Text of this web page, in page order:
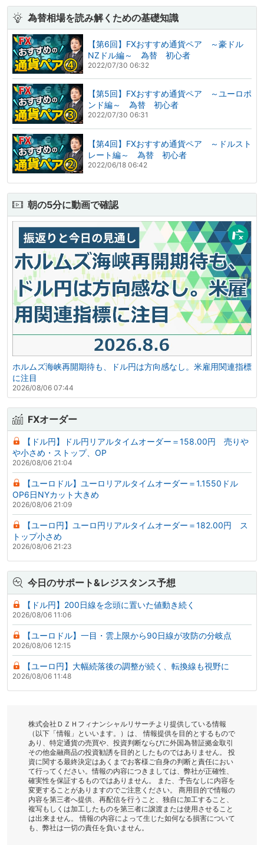
為替相場を読み解くための基礎知識
【第6回】FXおすすめ通貨ペア ～豪ドル
NZドル編～ 為替 初心者
2022/07/30 06:32
【第5回】FXおすすめ通貨ペア ～ユーロポ
ンド編～ 為替 初心者
2022/07/30 06:31
【第4回】FXおすすめ通貨ペア ～ドルスト
レート編～ 為替 初心者
2022/06/18 06:42
朝の5分に動画で確認
ホルムズ海峡再開期待も、ドル円は方向感なし。米雇用関連指標
に注目
2026/08/06 07:44
FXオーダー
【ドル円】ドル円リアルタイムオーダー＝158.00円 売りや
や小さめ・ストップ、OP
2026/08/06 21:04
【ユーロドル】ユーロリアルタイムオーダー＝1.1550ドル
OP6日NYカット大きめ
2026/08/06 21:09
【ユーロ円】ユーロ円リアルタイムオーダー＝182.00円 ス
トップ小さめ
2026/08/06 21:23
今日のサポート&レジスタンス予想
【ドル円】200日線を念頭に置いた値動き続く
2026/08/06 11:06
【ユーロドル】一目・雲上限から90日線が攻防の分岐点
2026/08/06 12:15
【ユーロ円】大幅続落後の調整が続く、転換線も視野に
2026/08/06 11:48
株式会社ＤＺＨフィナンシャルリサーチより提供している情報
（以下「情報」といいます。）は、 情報提供を目的とするもので
あり、特定通貨の売買や、投資判断ならびに外国為替証拠金取引
その他金融商品の投資勧誘を目的としたものではありません。 投
資に関する最終決定はあくまでお客様ご自身の判断と責任におい
て行ってください。情報の内容につきましては、弊社が正確性、
確実性を保証するものではありません。 また、予告なしに内容を
変更することがありますのでご注意ください。 商用目的で情報の
内容を第三者へ提供、再配信を行うこと、独自に加工すること、
複写もしくは加工したものを第三者に譲渡または使用させること
は出来ません。 情報の内容によって生じた如何なる損害について
も、弊社は一切の責任を負いません。